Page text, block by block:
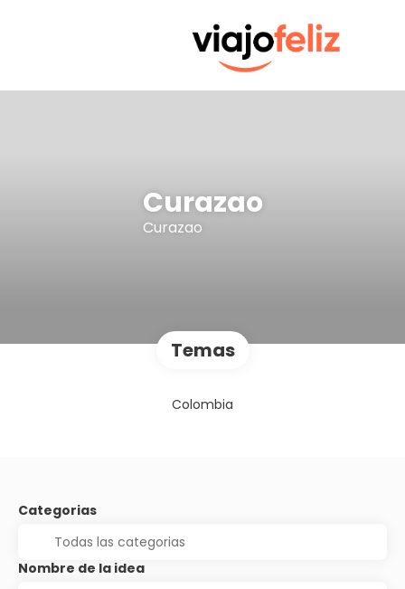
Curazao
Curazao
Temas
Colombia
Categorias
Nombre de la idea